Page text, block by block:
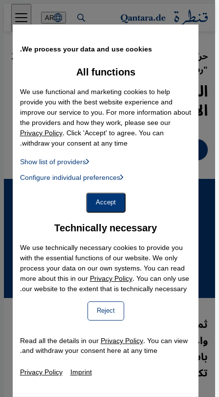
Direkt zum Inhalt springen
AR
حركات تنشر الكراهية باسم الدفاع عن
"رب المحبة":
·
26.09.2007
المسيحيون الأصوليون يعادون
الإسلام
ثمة موجة في ألمانيا الآن لمعارضة الإسلام
واعتباره خطرا على المجتمعات المسيحية،
باسم الدفاع عن المسيحية. كلاوديا منده
تكشف أبعاد هذه الظاهرة.
We process your data and use cookies.
Technically necessary
We use technically necessary cookies to provide you
with the essential functions of our website. We only
process your data on our own systems. You can read
more about this in ourPrivacy Policy. You can only use
our website to the extent that is technically necessary.
Reject
All functions
We use functional and marketing cookies to help
provide you with the best website experience and
improve our service to you. For more information about
the providers and how they work, please see our
Privacy Policy. Click 'Accept' to agree. You can
withdraw your consent at any time.
Show list of providers
Instagram Embed, Twitter Embed, Youtube Embed
Facebook Embed / Facebook Connect
Google Maps Embed
Configure individual preferences
Accept
Read all the details in ourPrivacy Policy. You can view
and withdraw your consent here at any time.
Privacy Policy Imprint